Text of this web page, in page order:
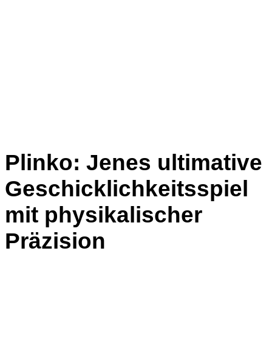
Plinko: Jenes ultimative
Geschicklichkeitsspiel
mit physikalischer
Präzision